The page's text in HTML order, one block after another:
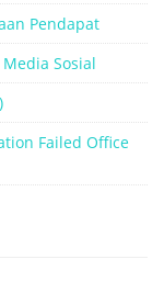
Pendapat
Sosial
Failed Office